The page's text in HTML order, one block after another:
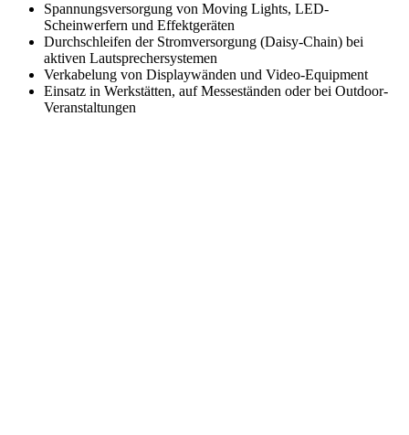
Spannungsversorgung von Moving Lights, LED-
Scheinwerfern und Effektgeräten
Durchschleifen der Stromversorgung (Daisy-Chain) bei
aktiven Lautsprechersystemen
Verkabelung von Displaywänden und Video-Equipment
Einsatz in Werkstätten, auf Messeständen oder bei Outdoor-
Veranstaltungen